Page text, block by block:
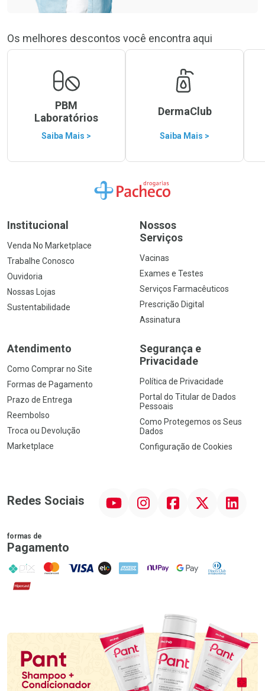
Os melhores descontos você encontra aqui
PBM
Laboratórios
Saiba Mais >
DermaClub
Saiba Mais >
Ir para a Home
Institucional
Venda No Marketplace
Trabalhe Conosco
Ouvidoria
Nossas Lojas
Sustentabilidade
Nossos
Serviços
Vacinas
Exames e Testes
Serviços Farmacêuticos
Prescrição Digital
Assinatura
Atendimento
Como Comprar no Site
Formas de Pagamento
Prazo de Entrega
Reembolso
Troca ou Devolução
Marketplace
Segurança e
Privacidade
Política de Privacidade
Portal do Titular de Dados
Pessoais
Como Protegemos os Seus
Dados
Configuração de Cookies
Redes Sociais InstagramFacebookTwitter Linkedin
formas de
Pagamento
PIX MasterCard
VISA ELO AMEX NuPay Google PayDiners Club
Hipercard
Promoção em Destaque